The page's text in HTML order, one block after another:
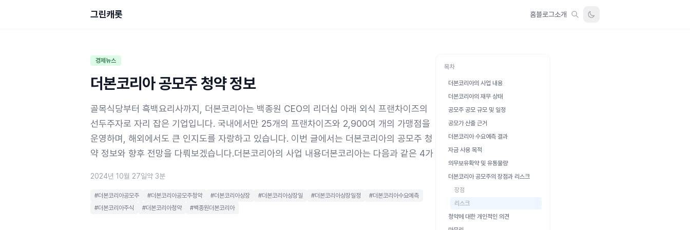
그린캐롯 홈블로그소개
경제뉴스
더본코리아 공모주 청약 정보
골목식당부터 흑백요리사까지, 더본코리아는 백종원 CEO의 리더십 아래 외식 프랜차이즈의
선두주자로 자리 잡은 기업입니다. 국내에서만 25개의 프랜차이즈와 2,900여 개의 가맹점을
운영하며, 해외에서도 큰 인지도를 자랑하고 있습니다. 이번 글에서는 더본코리아의 공모주 청
약 정보와 향후 전망을 다뤄보겠습니다.더본코리아의 사업 내용더본코리아는 다음과 같은 4가
2024년 10월 27일약 3분
#더본코리아공모주 #더본코리아공모주청약 #더본코리아상장 #더본코리아상장일 #더본코리아상장일정
#더본코리아수요예측
#더본코리아주식
#더본코리아청약 #백종원더본코리아
목차
더본코리아의 사업 내용
더본코리아의 재무 상태
공모주 공모 규모 및 일정
공모가 산출 근거
더본코리아 수요예측 결과
자금 사용 목적
의무보유확약 및 유통물량
더본코리아 공모주의 장점과 리스크
장점
리스크
청약에 대한 개인적인 의견